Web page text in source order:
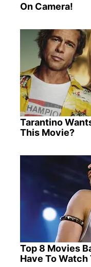
On Camera!
Tarantino
This Movie?
Top 8 Movies
Have To Watch